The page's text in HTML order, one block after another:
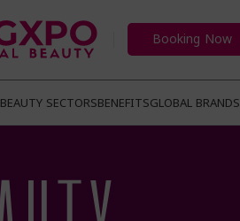
Booking Now
BEAUTY SECTORSBENEFITSGLOBAL BRANDS